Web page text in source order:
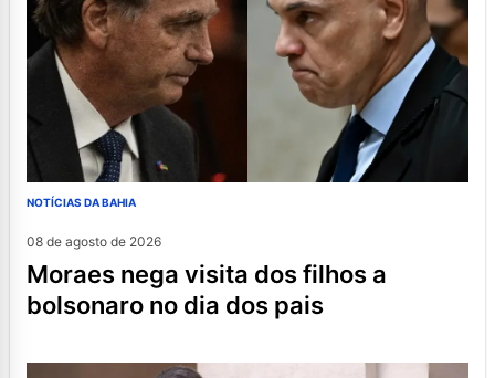
NOTÍCIAS DA BAHIA
08 de agosto de 2026
moraes nega visita dos filhos a
bolsonaro no dia dos pais